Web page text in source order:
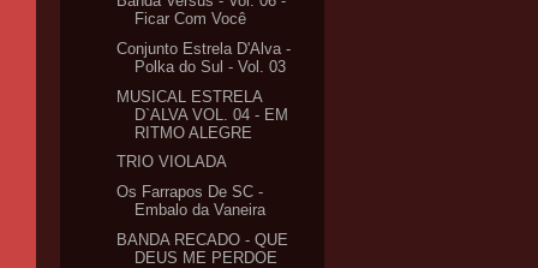
Ficar Com Você
Conjunto Estrela D'Alva -
Polka do Sul - Vol. 03
MUSICAL ESTRELA
D`ALVA VOL. 04 - EM
RITMO ALEGRE
TRIO VIOLADA
Os Farrapos De SC -
Embalo da Vaneira
BANDA RECADO - QUE
DEUS ME PERDOE